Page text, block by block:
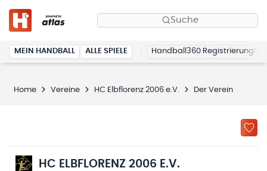
Suche
MEIN HANDBALL ALLE SPIELE Handball360 Registrierung
Home Vereine HC Elbflorenz 2006 e.V. Der Verein
HC ELBFLORENZ 2006 E.V.